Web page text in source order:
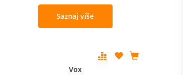
Saznaj više
Vox